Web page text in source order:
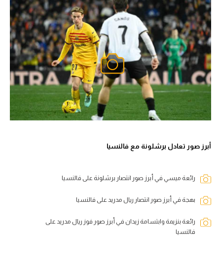
أبرز صور تعادل برشلونة مع فالنسيا
رائعة ميسي في أبرز صور انتصار برشلونة على فالنسيا
بهجة في أبرز صور انتصار ريال مدريد على فالنسيا
رائعة بنزيمة وابتسامة زيدان في أبرز صور فوز ريال مدريد على
فالنسيا